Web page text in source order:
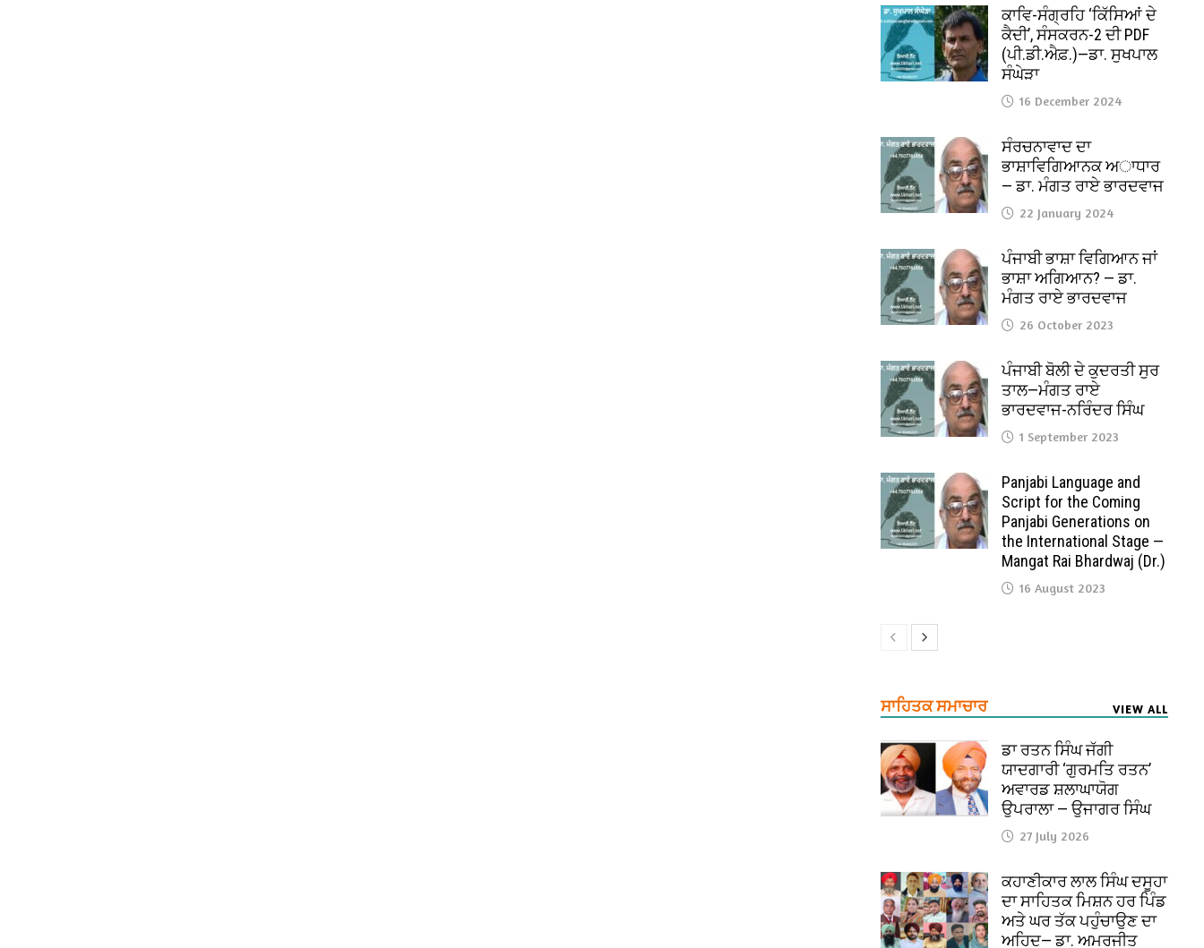
ਕਾਵਿ-ਸੰਗ੍ਰਹਿ ‘ਕਿੱਸਿਆਂ ਦੇ
ਕੈਦੀ’, ਸੰਸਕਰਨ-2 ਦੀ PDF
(ਪੀ.ਡੀ.ਐਫ਼.)—ਡਾ. ਸੁਖਪਾਲ
ਸੰਘੇੜਾ
16 December 2024
ਸੰਰਚਨਾਵਾਦ ਦਾ
ਭਾਸ਼ਾਵਿਗਿਆਨਕ ਅਾਧਾਰ
— ਡਾ. ਮੰਗਤ ਰਾਏ ਭਾਰਦਵਾਜ
22 January 2024
ਪੰਜਾਬੀ ਭਾਸ਼ਾ ਵਿਗਿਆਨ ਜਾਂ
ਭਾਸ਼ਾ ਅਗਿਆਨ? — ਡਾ.
ਮੰਗਤ ਰਾਏ ਭਾਰਦਵਾਜ
26 October 2023
ਪੰਜਾਬੀ ਬੋਲੀ ਦੇ ਕੁਦਰਤੀ ਸੁਰ
ਤਾਲ—ਮੰਗਤ ਰਾਏ
ਭਾਰਦਵਾਜ-ਨਰਿੰਦਰ ਸਿੰਘ
1 September 2023
Panjabi Language and
Script for the Coming
Panjabi Generations on
the International Stage —
Mangat Rai Bhardwaj (Dr.)
16 August 2023
ਸਾਹਿਤਕ ਸਮਾਚਾਰ VIEW ALL
ਡਾ ਰਤਨ ਸਿੰਘ ਜੱਗੀ
ਯਾਦਗਾਰੀ ‘ਗੁਰਮਤਿ ਰਤਨ’
ਅਵਾਰਡ ਸ਼ਲਾਘਾਯੋਗ
ਉਪਰਾਲਾ — ਉਜਾਗਰ ਸਿੰਘ
27 July 2026
ਕਹਾਣੀਕਾਰ ਲਾਲ ਸਿੰਘ ਦਸੂਹਾ
ਦਾ ਸਾਹਿਤਕ ਮਿਸ਼ਨ ਹਰ ਪਿੰਡ
ਅਤੇ ਘਰ ਤੱਕ ਪਹੁੰਚਾਉਣ ਦਾ
ਅਹਿਦ— ਡਾ. ਅਮਰਜੀਤ